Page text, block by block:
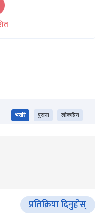
भर्खरै पुराना लोकप्रिय
प्रतिक्रिया दिनुहोस्